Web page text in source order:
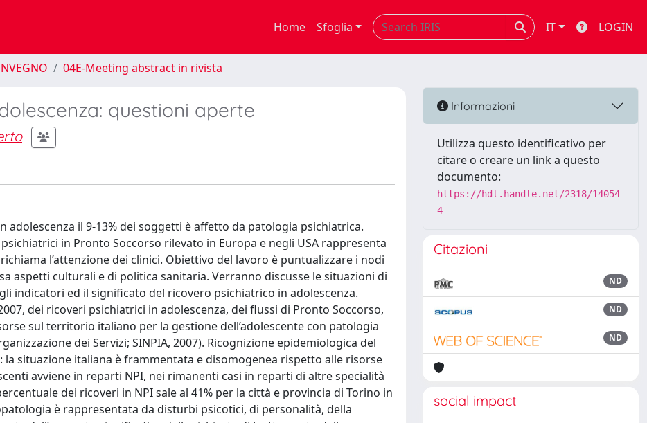
Home Sfoglia IT LOGIN
04E-Meeting abstract in rivista
questioni aperte
il 9-13% dei soggetti è affetto da patologia psichiatrica.
in Pronto Soccorso rilevato in Europa e negli USA rappresenta
l’attenzione dei clinici. Obiettivo del lavoro è puntualizzare i nodi
aspetti culturali e di politica sanitaria. Verranno discusse le situazioni di
indicatori ed il significato del ricovero psichiatrico in adolescenza.
dei ricoveri psichiatrici in adolescenza, dei flussi di Pronto Soccorso,
sul territorio italiano per la gestione dell’adolescente con patologia
dei Servizi; SINPIA, 2007). Ricognizione epidemiologica del
la situazione italiana è frammentata e disomogenea rispetto alle risorse
avviene in reparti NPI, nei rimanenti casi in reparti di altre specialità
dei ricoveri in NPI sale al 41% per la città e provincia di Torino in
è rappresentata da disturbi psicotici, di personalità, della
Informazioni
Utilizza questo identificativo per
citare o creare un link a questo
documento:
https://hdl.handle.net/2318/14054
4
Citazioni
ND
ND
ND
social impact